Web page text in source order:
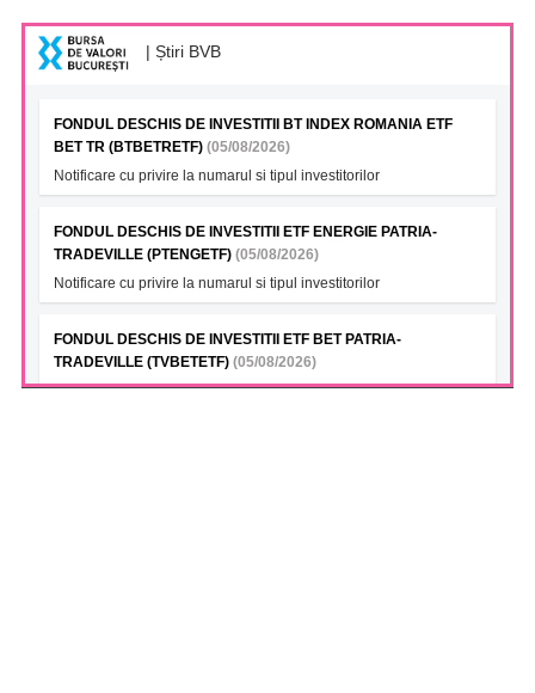
| Știri BVB
FONDUL DESCHIS DE INVESTITII BT INDEX ROMANIA ETF
BET TR (BTBETRETF) (05/08/2026)
Notificare cu privire la numarul si tipul investitorilor
FONDUL DESCHIS DE INVESTITII ETF ENERGIE PATRIA-
TRADEVILLE (PTENGETF) (05/08/2026)
Notificare cu privire la numarul si tipul investitorilor
FONDUL DESCHIS DE INVESTITII ETF BET PATRIA-
TRADEVILLE (TVBETETF) (05/08/2026)
Notificare cu privire la numarul si tipul investitorilor